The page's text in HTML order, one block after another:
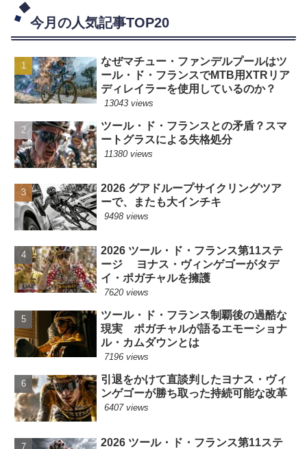
今月の人気記事TOP20
なぜマチュー・ファンデルプールはツ
ール・ド・フランスでMTB用XTRリア
ディレイラーを使用しているのか？
13043 views
ツール・ド・フランスとの矛盾？スマ
ートグラスによる失格処分
11380 views
2026 グアドループサイクリングツア
ーで、またも大インチキ
9498 views
2026 ツール・ド・フランス第11ステ
ージ ヨナス・ヴィンゲゴーがタデ
イ・ポガチャルを擁護
7620 views
ツール・ド・フランス制覇後の過酷な
現実 ポガチャルが語るエモーショナ
ル・カムダウンとは
7196 views
引退をかけて直談判したヨナス・ヴィ
ンゲゴーが勝ち取った持続可能な改革
6407 views
2026 ツール・ド・フランス第11ステ